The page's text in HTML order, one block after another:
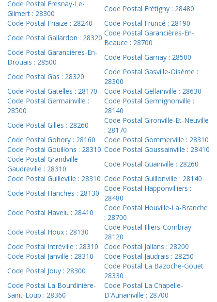
Code Postal Fresnay-Le-
Gilmert : 28300
Code Postal Frétigny : 28480
Code Postal Friaize : 28240
Code Postal Fruncé : 28190
Code Postal Gallardon : 28320
Code Postal Garancières-En-
Beauce : 28700
Code Postal Garancières-En-
Drouais : 28500
Code Postal Garnay : 28500
Code Postal Gas : 28320
Code Postal Gasville-Oisème :
28300
Code Postal Gatelles : 28170
Code Postal Gellainville : 28630
Code Postal Germainville :
28500
Code Postal Germignonville :
28140
Code Postal Gilles : 28260
Code Postal Gironville-Et-Neuville
: 28170
Code Postal Gohory : 28160
Code Postal Gommerville : 28310
Code Postal Gouillons : 28310 Code Postal Goussainville : 28410
Code Postal Grandville-
Gaudreville : 28310
Code Postal Guainville : 28260
Code Postal Guilleville : 28310 Code Postal Guillonville : 28140
Code Postal Hanches : 28130
Code Postal Happonvilliers :
28480
Code Postal Havelu : 28410
Code Postal Houville-La-Branche
: 28700
Code Postal Houx : 28130
Code Postal Illiers-Combray :
28120
Code Postal Intréville : 28310
Code Postal Jallans : 28200
Code Postal Janville : 28310
Code Postal Jaudrais : 28250
Code Postal Jouy : 28300
Code Postal La Bazoche-Gouet :
28330
Code Postal La Bourdinière-
Saint-Loup : 28360
Code Postal La Chapelle-
D'Aunainville : 28700